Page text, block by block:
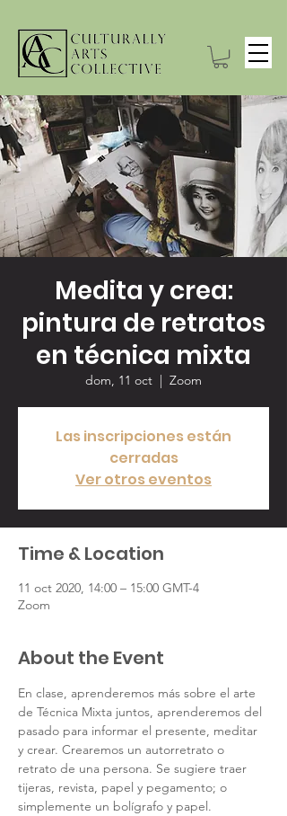
Medita y crea:
pintura de retratos
en técnica mixta
dom, 11 oct
  |
Zoom
Las inscripciones están
cerradas
Ver otros eventos
Time & Location
11 oct 2020, 14:00 – 15:00 GMT-4
Zoom
About the Event
En clase, aprenderemos más sobre el arte
de Técnica Mixta juntos, aprenderemos del
pasado para informar el presente, meditar
y crear. Crearemos un autorretrato o
retrato de una persona. Se sugiere traer
tijeras, revista, papel y pegamento; o
simplemente un bolígrafo y papel.